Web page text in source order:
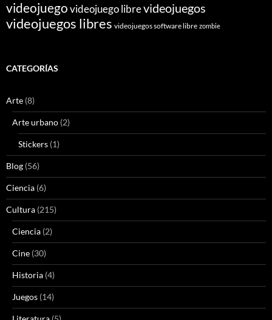
videojuegovideojuego librevideojuegos
videojuegos libres videojuegos software libre zombie
CATEGORÍAS
Arte (8)
Arte urbano (2)
Stickers (1)
Blog (56)
Ciencia (6)
Cultura (215)
Ciencia (2)
Cine (30)
Historia (4)
Juegos (14)